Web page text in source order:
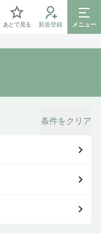
あとで見る 新規登録
メニュー
条件をクリア